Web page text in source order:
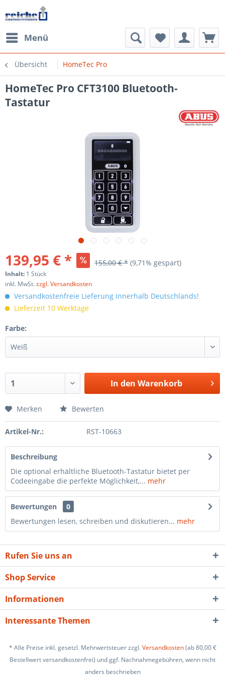
Menü
Übersicht HomeTec Pro
HomeTec Pro CFT3100 Bluetooth-
Tastatur
139,95 € * 155,00 € * (9,71% gespart)
Inhalt: 1 Stück
inkl. MwSt.zzgl. Versandkosten
Versandkostenfreie Lieferung innerhalb Deutschlands!
Lieferzeit 10 Werktage
Farbe:
In den Warenkorb
Merken Bewerten
Artikel-Nr.: RST-10663
Beschreibung
Die optional erhältliche Bluetooth-Tastatur bietet per
Codeeingabe die perfekte Möglichkeit,... mehr
Bewertungen
0
Bewertungen lesen, schreiben und diskutieren... mehr
Rufen Sie uns an
Shop Service
Informationen
Interessante Themen
* Alle Preise inkl. gesetzl. Mehrwertsteuer zzgl.Versandkosten(ab 80,00 €
Bestellwert versandkostenfrei) und ggf. Nachnahmegebühren, wenn nicht
anders beschrieben